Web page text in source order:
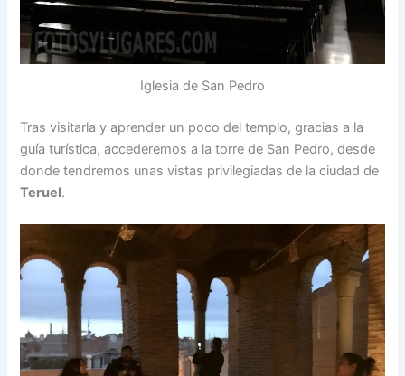
Iglesia de San Pedro
Tras visitarla y aprender un poco del templo, gracias a la
guía turística, accederemos a la torre de San Pedro, desde
donde tendremos unas vistas privilegiadas de la ciudad de
Teruel.